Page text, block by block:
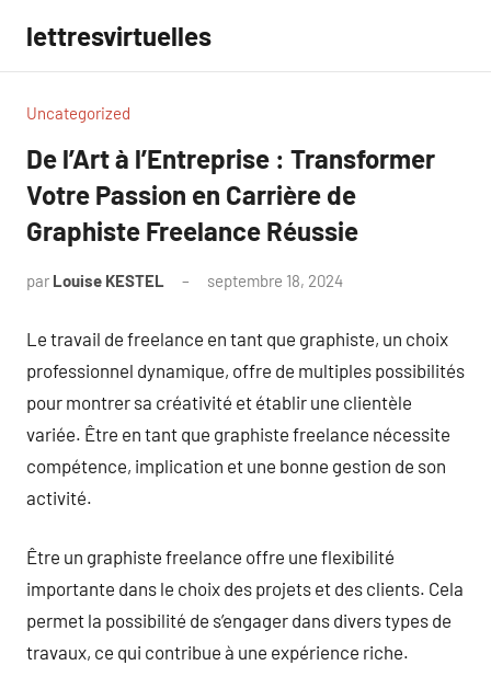
contenu
lettresvirtuelles
Uncategorized
De l’Art à l’Entreprise : Transformer
Votre Passion en Carrière de
Graphiste Freelance Réussie
par Louise KESTEL septembre 18, 2024
Le travail de freelance en tant que graphiste, un choix
professionnel dynamique, offre de multiples possibilités
pour montrer sa créativité et établir une clientèle
variée. Être en tant que graphiste freelance nécessite
compétence, implication et une bonne gestion de son
activité.
Être un graphiste freelance offre une flexibilité
importante dans le choix des projets et des clients. Cela
permet la possibilité de s’engager dans divers types de
travaux, ce qui contribue à une expérience riche.